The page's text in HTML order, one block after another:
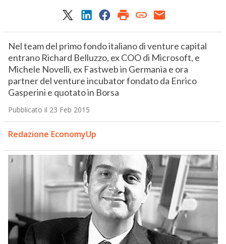
Nel team del primo fondo italiano di venture capital
entrano Richard Belluzzo, ex COO di Microsoft, e
Michele Novelli, ex Fastweb in Germania e ora
partner del venture incubator fondato da Enrico
Gasperini e quotato in Borsa
Pubblicato il 23 Feb 2015
Redazione EconomyUp